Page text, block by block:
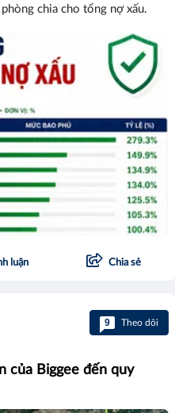
chia cho tổng nợ xấu.
luận Chia sẻ
9 Theo dõi
của Biggee đến quy